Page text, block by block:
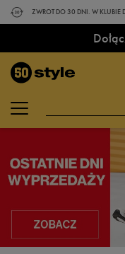
ZWROT DO 30 DNI. W KLUBIE